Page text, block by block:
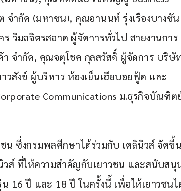
จำกัด (มหาชน), คุณอานนท์ รุ่งเรืองบางชั
วิมลจิตรสอาด ผู้จัดการทั่วไป สายงานการ
จำกัด, คุณจตุโชค กุลสวัสดิ์ ผู้จัดการ บริษัท
วสังข์ ผู้บริหาร ห้องเย็นเฮียบอยฟู้ด และ
Communications ม.ธุรกิจบัณฑิต
น ซึ่งกรมพลศึกษาได้ร่วมกับ เดลินิวส์ จัดขึ้น
ส์ ที่ให้ความสำคัญกับเยาวชน และสนับสนุ
16 ปี และ 18 ปี ในครั้งนี้ เพื่อให้เยาวชนไ